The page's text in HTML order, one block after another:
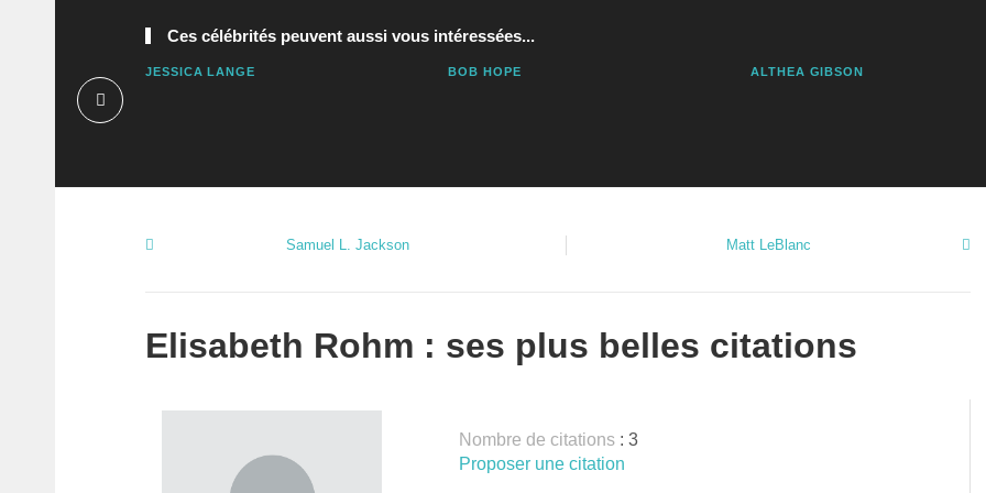
Ces célébrités peuvent aussi vous intéressées...
JESSICA LANGE BOB HOPE ALTHEA GIBSON
Samuel L. Jackson Matt LeBlanc
Elisabeth Rohm : ses plus belles citations
Nombre de citations : 3
Proposer une citation